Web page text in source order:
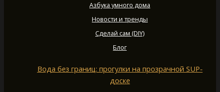
Азбука умного дома
Новости и тренды
Сделай сам (DIY)
Блог
Вода без границ: прогулки на прозрачной SUP-
доске